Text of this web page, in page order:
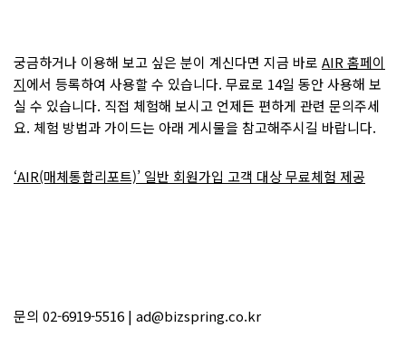
궁금하거나 이용해 보고 싶은 분이 계신다면 지금 바로 AIR 홈페이
지에서 등록하여 사용할 수 있습니다. 무료로 14일 동안 사용해 보
실 수 있습니다. 직접 체험해 보시고 언제든 편하게 관련 문의주세
요. 체험 방법과 가이드는 아래 게시물을 참고해주시길 바랍니다.
‘AIR(매체통합리포트)’ 일반 회원가입 고객 대상 무료체험 제공
문의 02-6919-5516 | ad@bizspring.co.kr